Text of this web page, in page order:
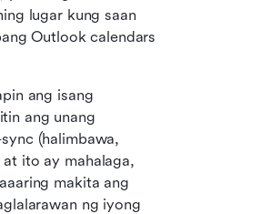
lugar kung saan
Outlook calendars
ang isang
ang unang
(halimbawa,
ito ay mahalaga,
makita ang
ng iyong